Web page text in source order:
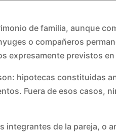
de familia, aunque
o compañeros
expresamente previstos en
hipotecas constituidas
Fuera de esos casos,
de la pareja, o